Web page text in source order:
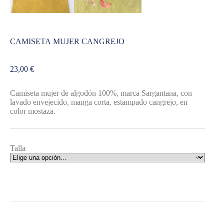
CAMISETA MUJER CANGREJO
23,00 €
Camiseta mujer de algodón 100%, marca Sargantana, con
lavado envejecido, manga corta, estampado cangrejo, en
color mostaza.
Talla